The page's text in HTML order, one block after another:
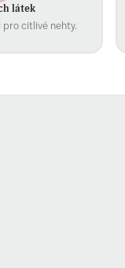
látek
pro citlivé nehty.